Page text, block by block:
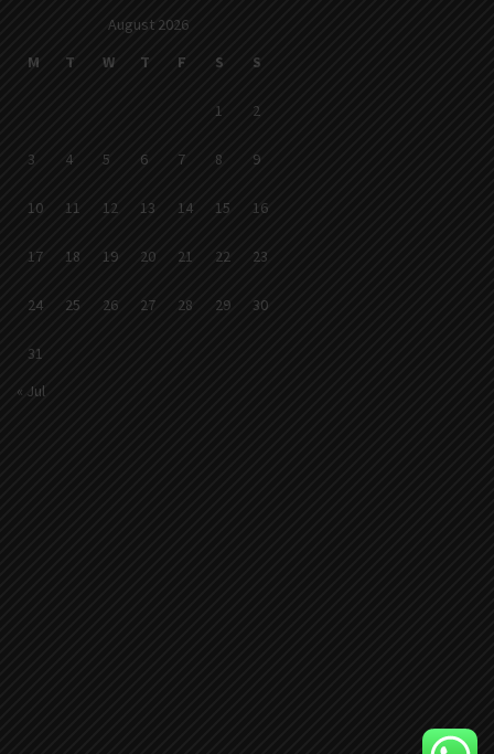
August 2026
M
T W T F S S
1 2
3 4 5 6 7 8 9
10 11 12 13 14 15 16
17 18 19 20 21 22 23
24 25 26 27 28 29 30
31
« Jul